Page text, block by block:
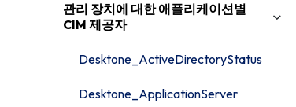
관리 장치에 대한 애플리케이션별
CIM 제공자
Desktone_ActiveDirectoryStatus
Desktone_ApplicationServer